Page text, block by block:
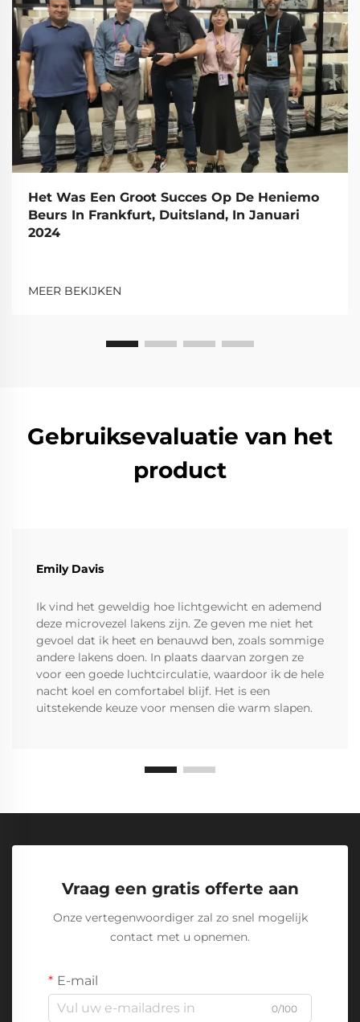
Het Was Een Groot Succes Op De Heniemo
Beurs In Frankfurt, Duitsland, In Januari
2024
MEER BEKIJKEN
Gebruiksevaluatie van het
product
Emily Davis
Ik vind het geweldig hoe lichtgewicht en ademend
deze microvezel lakens zijn. Ze geven me niet het
gevoel dat ik heet en benauwd ben, zoals sommige
andere lakens doen. In plaats daarvan zorgen ze
voor een goede luchtcirculatie, waardoor ik de hele
nacht koel en comfortabel blijf. Het is een
uitstekende keuze voor mensen die warm slapen.
Vraag een gratis offerte aan
Onze vertegenwoordiger zal zo snel mogelijk
contact met u opnemen.
E-mail
0/100